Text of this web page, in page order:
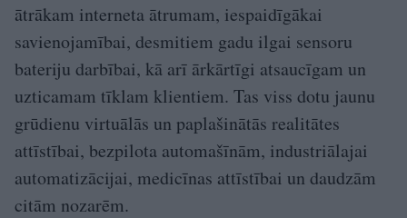
ātrākam interneta ātrumam, iespaidīgākai
savienojamībai, desmitiem gadu ilgai sensoru
bateriju darbībai, kā arī ārkārtīgi atsaucīgam un
uzticamam tīklam klientiem. Tas viss dotu jaunu
grūdienu virtuālās un paplašinātās realitātes
attīstībai, bezpilota automašīnām, industriālajai
automatizācijai, medicīnas attīstībai un daudzām
citām nozarēm.